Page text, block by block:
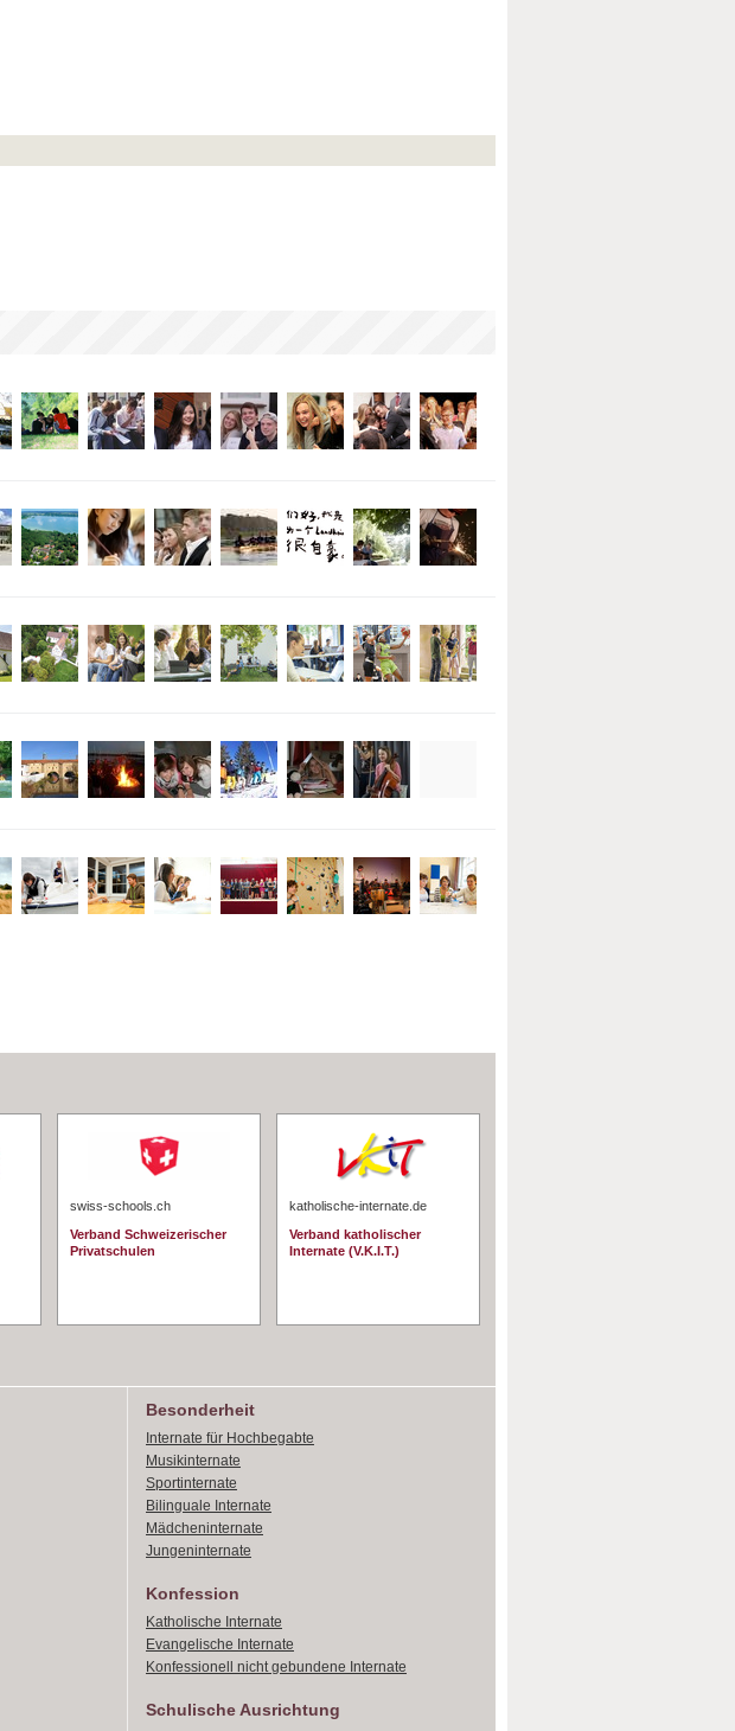
swiss-schools.ch
Verband Schweizerischer
Privatschulen
katholische-internate.de
Verband katholischer
Internate (V.K.I.T.)
Besonderheit
Internate für Hochbegabte
Musikinternate
Sportinternate
Bilinguale Internate
Mädcheninternate
Jungeninternate
Konfession
Katholische Internate
Evangelische Internate
Konfessionell nicht gebundene Internate
Schulische Ausrichtung